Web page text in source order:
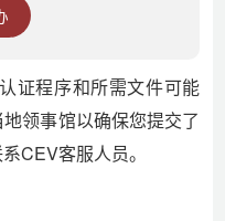
证程序和所需文件可能
领事馆以确保您提交了
CEV客服人员。